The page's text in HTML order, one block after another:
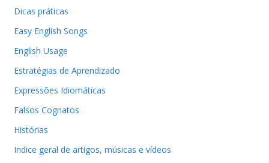
Dicas práticas
Easy English Songs
English Usage
Estratégias de Aprendizado
Expressões Idiomáticas
Falsos Cognatos
Histórias
Indice geral de artigos, músicas e vídeos